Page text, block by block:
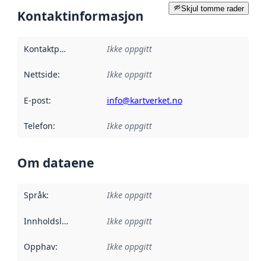
Skjul tomme rader
Kontaktinformasjon
Kontaktpunkt Ikke oppgitt
Nettside: Ikke oppgitt
E-post: info@kartverket.no
Telefon: Ikke oppgitt
Om dataene
Språk: Ikke oppgitt
Innholdsleverandører :
Ikke oppgitt
Opphav: Ikke oppgitt